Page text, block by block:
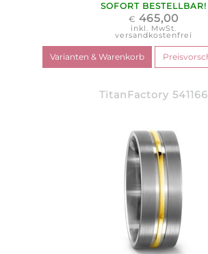
SOFORT BESTELLBAR!
€ 465,00
inkl. MwSt.
versandkostenfrei
TitanFactory 541166